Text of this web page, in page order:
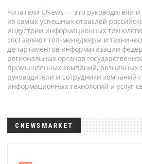
Читатели CNews — это руководители
из самых успешных отраслей
индустрии информационных
составляют топ-менеджеры и
департаментов информатизации
региональных органов
промышленных компаний, розничных
руководители и сотрудники
информационных технологий и услуг
CNEWSMARKET